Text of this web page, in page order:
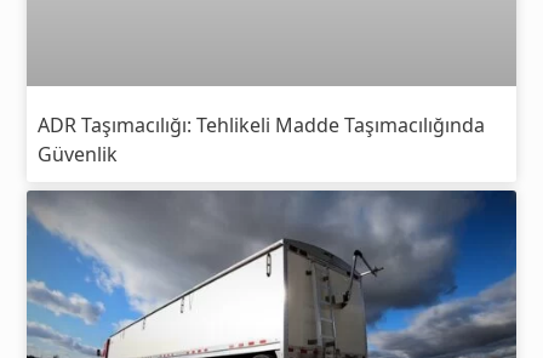
ADR Taşımacılığı: Tehlikeli Madde Taşımacılığında
Güvenlik